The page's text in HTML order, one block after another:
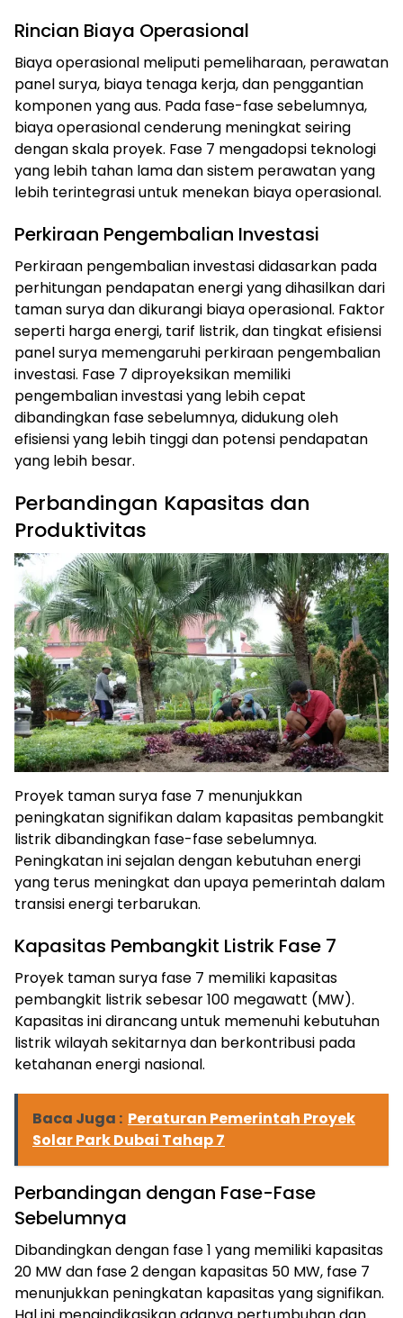
ⓘ
Rincian Biaya Operasional
Biaya operasional meliputi pemeliharaan, perawatan
panel surya, biaya tenaga kerja, dan penggantian
komponen yang aus. Pada fase-fase sebelumnya,
biaya operasional cenderung meningkat seiring
dengan skala proyek. Fase 7 mengadopsi teknologi
yang lebih tahan lama dan sistem perawatan yang
lebih terintegrasi untuk menekan biaya operasional.
Perkiraan Pengembalian Investasi
Perkiraan pengembalian investasi didasarkan pada
perhitungan pendapatan energi yang dihasilkan dari
taman surya dan dikurangi biaya operasional. Faktor
seperti harga energi, tarif listrik, dan tingkat efisiensi
panel surya memengaruhi perkiraan pengembalian
investasi. Fase 7 diproyeksikan memiliki
pengembalian investasi yang lebih cepat
dibandingkan fase sebelumnya, didukung oleh
efisiensi yang lebih tinggi dan potensi pendapatan
yang lebih besar.
Perbandingan Kapasitas dan
Produktivitas
Proyek taman surya fase 7 menunjukkan
peningkatan signifikan dalam kapasitas pembangkit
listrik dibandingkan fase-fase sebelumnya.
Peningkatan ini sejalan dengan kebutuhan energi
yang terus meningkat dan upaya pemerintah dalam
transisi energi terbarukan.
Kapasitas Pembangkit Listrik Fase 7
Proyek taman surya fase 7 memiliki kapasitas
pembangkit listrik sebesar 100 megawatt (MW).
Kapasitas ini dirancang untuk memenuhi kebutuhan
listrik wilayah sekitarnya dan berkontribusi pada
ketahanan energi nasional.
Baca Juga : Peraturan Pemerintah Proyek
Solar Park Dubai Tahap 7
Perbandingan dengan Fase-Fase
Sebelumnya
Dibandingkan dengan fase 1 yang memiliki kapasitas
20 MW dan fase 2 dengan kapasitas 50 MW, fase 7
menunjukkan peningkatan kapasitas yang signifikan.